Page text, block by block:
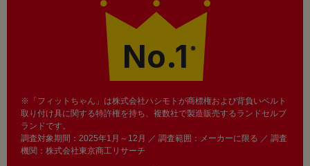
No.1 ※
※「フィットちゃん」は株式会社ハシモトが商標権および背負いベルト
取り付け具に関する特許権を持ち、複数社で製造販売するランドセルブ
ランドです。
調査対象期間：2025年1月～12月 ／ 調査範囲：メーカーに限る ／ 調査
機関：株式会社東京商工リサーチ